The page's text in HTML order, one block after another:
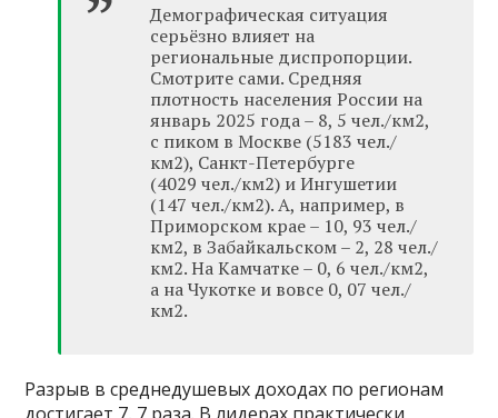
Демографическая ситуация
серьёзно влияет на
региональные диспропорции.
Смотрите сами. Средняя
плотность населения России на
январь 2025 года – 8, 5 чел./км2,
с пиком в Москве (5183 чел./
км2), Санкт-Петербурге
(4029 чел./км2) и Ингушетии
(147 чел./км2). А, например, в
Приморском крае – 10, 93 чел./
км2, в Забайкальском – 2, 28 чел./
км2. На Камчатке – 0, 6 чел./км2,
а на Чукотке и вовсе 0, 07 чел./
км2.
Разрыв в среднедушевых доходах по регионам